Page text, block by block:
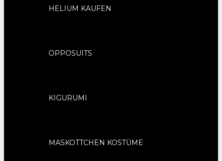
HELIUM KAUFEN
OPPOSUITS
KIGURUMI
MASKOTTCHEN KOSTÜME